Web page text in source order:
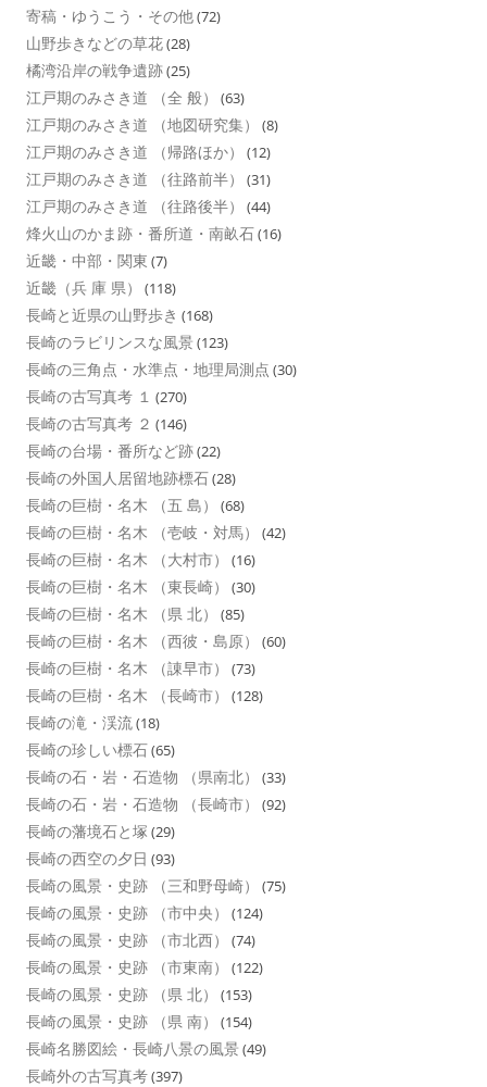
寄稿・ゆうこう・その他(72)
山野歩きなどの草花(28)
橘湾沿岸の戦争遺跡(25)
江戸期のみさき道 （全 般） (63)
江戸期のみさき道 （地図研究集） (8)
江戸期のみさき道 （帰路ほか） (12)
江戸期のみさき道 （往路前半） (31)
江戸期のみさき道 （往路後半） (44)
烽火山のかま跡・番所道・南畝石(16)
近畿・中部・関東 (7)
近畿（兵 庫 県） (118)
長崎と近県の山野歩き (168)
長崎のラビリンスな風景 (123)
長崎の三角点・水準点・地理局測点 (30)
長崎の古写真考 １ (270)
長崎の古写真考 ２ (146)
長崎の台場・番所など跡(22)
長崎の外国人居留地跡標石(28)
長崎の巨樹・名木 （五 島） (68)
長崎の巨樹・名木 （壱岐・対馬） (42)
長崎の巨樹・名木 （大村市） (16)
長崎の巨樹・名木 （東長崎） (30)
長崎の巨樹・名木 （県 北） (85)
長崎の巨樹・名木 （西彼・島原） (60)
長崎の巨樹・名木 （諌早市） (73)
長崎の巨樹・名木 （長崎市） (128)
長崎の滝・渓流(18)
長崎の珍しい標石(65)
長崎の石・岩・石造物 （県南北） (33)
長崎の石・岩・石造物 （長崎市） (92)
長崎の藩境石と塚 (29)
長崎の西空の夕日 (93)
長崎の風景・史跡 （三和野母崎） (75)
長崎の風景・史跡 （市中央） (124)
長崎の風景・史跡 （市北西） (74)
長崎の風景・史跡 （市東南） (122)
長崎の風景・史跡 （県 北） (153)
長崎の風景・史跡 （県 南） (154)
長崎名勝図絵・長崎八景の風景 (49)
長崎外の古写真考(397)